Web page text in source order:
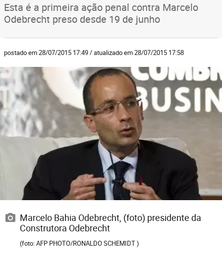
Esta é a primeira ação penal contra Marcelo
Odebrecht preso desde 19 de junho
postado em 28/07/2015 17:49 / atualizado em 28/07/2015 17:58
Marcelo Bahia Odebrecht, (foto) presidente da
Construtora Odebrecht
(foto: AFP PHOTO/RONALDO SCHEMIDT )